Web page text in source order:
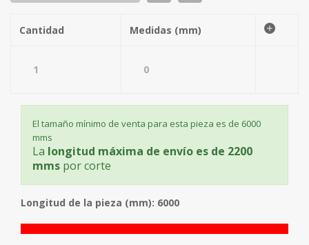
Cantidad Medidas (mm)
El tamaño mínimo de venta para esta pieza es de 6000
mms
La longitud máxima de envío es de 2200
mms por corte
Longitud de la pieza (mm): 6000